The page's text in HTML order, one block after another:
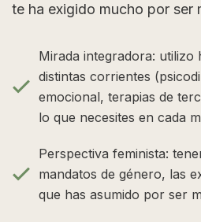
te ha exigido mucho por ser
Mirada integradora: utilizo
distintas corrientes
emocional, terapias de
lo que necesites en cada
Perspectiva feminista:
mandatos de género, las
que has asumido por ser